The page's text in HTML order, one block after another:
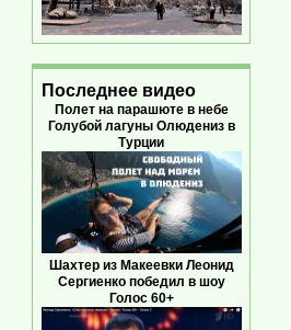
Последнее видео
Полет на парашюте в небе
Голубой лагуны Олюдениз в
Турции
Шахтер из Макеевки Леонид
Сергиенко победил в шоу
Голос 60+